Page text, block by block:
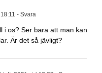
- Svara
i os? Ser bara att man kan
Är det så jävligt?